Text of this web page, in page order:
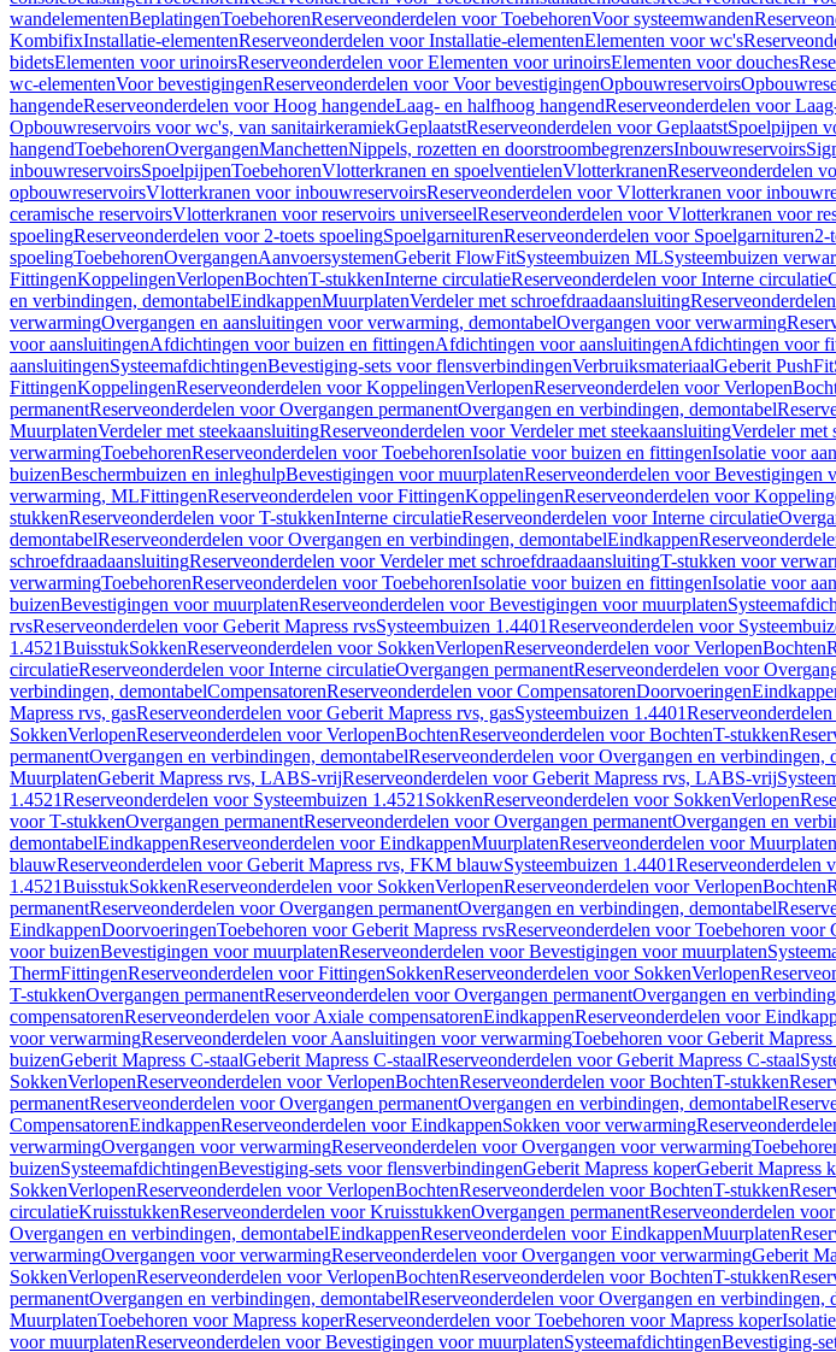
wandelementenBeplatingenToebehorenReserveonderdelen voor ToebehorenVoor systeemwanden
KombifixInstallatie-elementenReserveonderdelen voor Installatie-elementenElementen voor wc's
bidetsElementen voor urinoirsReserveonderdelen voor Elementen voor urinoirsElementen voor douches
wc-elementenVoor bevestigingenReserveonderdelen voor Voor bevestigingenOpbouwreservoirs
hangendeReserveonderdelen voor Hoog hangendeLaag- en halfhoog hangendReserveonderdelen voor
Opbouwreservoirs voor wc's, van sanitairkeramiekGeplaatstReserveonderdelen voor GeplaatstSpoelpijpen
hangendToebehorenOvergangenManchettenNippels, rozetten en doorstroombegrenzersInbouwreservoirs
inbouwreservoirsSpoelpijpenToebehorenVlotterkranen en spoelventielenVlotterkranenReserveonderdelen
opbouwreservoirsVlotterkranen voor inbouwreservoirsReserveonderdelen voor Vlotterkranen voor
ceramische reservoirsVlotterkranen voor reservoirs universeelReserveonderdelen voor Vlotterkranen voor
spoelingReserveonderdelen voor 2-toets spoelingSpoelgarniturenReserveonderdelen voor Spoelgarnituren2-
spoelingToebehorenOvergangenAanvoersystemenGeberit FlowFitSysteembuizen MLSysteembuizen
FittingenKoppelingenVerlopenBochtenT-stukkenInterne circulatieReserveonderdelen voor Interne circulatie
en verbindingen, demontabelEindkappenMuurplatenVerdeler met schroefdraadaansluiting
verwarmingOvergangen en aansluitingen voor verwarming, demontabelOvergangen voor verwarming
voor aansluitingenAfdichtingen voor buizen en fittingenAfdichtingen voor aansluitingenAfdichtingen voor
aansluitingenSysteemafdichtingenBevestiging-sets voor flensverbindingenVerbruiksmateriaalGeberit PushFit
FittingenKoppelingenReserveonderdelen voor KoppelingenVerlopenReserveonderdelen voor Verlopen
permanentReserveonderdelen voor Overgangen permanentOvergangen en verbindingen, demontabel
MuurplatenVerdeler met steekaansluitingReserveonderdelen voor Verdeler met steekaansluitingVerdeler met
verwarmingToebehorenReserveonderdelen voor ToebehorenIsolatie voor buizen en fittingenIsolatie voor
buizenBeschermbuizen en inleghulpBevestigingen voor muurplatenReserveonderdelen voor Bevestigingen
verwarming, MLFittingenReserveonderdelen voor FittingenKoppelingenReserveonderdelen voor
stukkenReserveonderdelen voor T-stukkenInterne circulatieReserveonderdelen voor Interne circulatie
demontabelReserveonderdelen voor Overgangen en verbindingen, demontabelEindkappen
schroefdraadaansluitingReserveonderdelen voor Verdeler met schroefdraadaansluitingT-stukken voor
verwarmingToebehorenReserveonderdelen voor ToebehorenIsolatie voor buizen en fittingenIsolatie voor
buizenBevestigingen voor muurplatenReserveonderdelen voor Bevestigingen voor muurplaten
rvsReserveonderdelen voor Geberit Mapress rvsSysteembuizen 1.4401Reserveonderdelen voor
1.4521BuisstukSokkenReserveonderdelen voor SokkenVerlopenReserveonderdelen voor VerlopenBochten
circulatieReserveonderdelen voor Interne circulatieOvergangen permanentReserveonderdelen voor
verbindingen, demontabelCompensatorenReserveonderdelen voor CompensatorenDoorvoeringen
Mapress rvs, gasReserveonderdelen voor Geberit Mapress rvs, gasSysteembuizen 1.4401
SokkenVerlopenReserveonderdelen voor VerlopenBochtenReserveonderdelen voor BochtenT-stukken
permanentOvergangen en verbindingen, demontabelReserveonderdelen voor Overgangen en verbindingen,
MuurplatenGeberit Mapress rvs, LABS-vrijReserveonderdelen voor Geberit Mapress rvs, LABS-vrij
1.4521Reserveonderdelen voor Systeembuizen 1.4521 SokkenReserveonderdelen voor SokkenVerlopen
voor T-stukkenOvergangen permanentReserveonderdelen voor Overgangen permanentOvergangen en
demontabelEindkappenReserveonderdelen voor EindkappenMuurplatenReserveonderdelen voor Muurplaten
blauwReserveonderdelen voor Geberit Mapress rvs, FKM blauwSysteembuizen 1.4401Reserveonderdelen
1.4521BuisstukSokkenReserveonderdelen voor SokkenVerlopenReserveonderdelen voor VerlopenBochten
permanentReserveonderdelen voor Overgangen permanentOvergangen en verbindingen, demontabel
EindkappenDoorvoeringenToebehoren voor Geberit Mapress rvsReserveonderdelen voor Toebehoren voor
voor buizenBevestigingen voor muurplatenReserveonderdelen voor Bevestigingen voor muurplaten
ThermFittingenReserveonderdelen voor FittingenSokkenReserveonderdelen voor SokkenVerlopen
T-stukkenOvergangen permanentReserveonderdelen voor Overgangen permanentOvergangen en
compensatorenReserveonderdelen voor Axiale compensatorenEindkappenReserveonderdelen voor
voor verwarmingReserveonderdelen voor Aansluitingen voor verwarmingToebehoren voor Geberit
buizenGeberit Mapress C-staalGeberit Mapress C-staalReserveonderdelen voor Geberit Mapress C-staal
SokkenVerlopenReserveonderdelen voor VerlopenBochtenReserveonderdelen voor BochtenT-stukken
permanentReserveonderdelen voor Overgangen permanentOvergangen en verbindingen, demontabel
CompensatorenEindkappenReserveonderdelen voor EindkappenSokken voor verwarming
verwarmingOvergangen voor verwarmingReserveonderdelen voor Overgangen voor verwarming
buizenSysteemafdichtingenBevestiging-sets voor flensverbindingenGeberit Mapress koperGeberit Mapress
SokkenVerlopenReserveonderdelen voor VerlopenBochtenReserveonderdelen voor BochtenT-stukken
circulatieKruisstukkenReserveonderdelen voor KruisstukkenOvergangen permanentReserveonderdelen
Overgangen en verbindingen, demontabelEindkappenReserveonderdelen voor EindkappenMuurplaten
verwarmingOvergangen voor verwarmingReserveonderdelen voor Overgangen voor verwarmingGeberit
SokkenVerlopenReserveonderdelen voor VerlopenBochtenReserveonderdelen voor BochtenT-stukken
permanentOvergangen en verbindingen, demontabelReserveonderdelen voor Overgangen en verbindingen,
MuurplatenToebehoren voor Mapress koperReserveonderdelen voor Toebehoren voor Mapress koper
voor muurplatenReserveonderdelen voor Bevestigingen voor muurplatenSysteemafdichtingenBevestiging-